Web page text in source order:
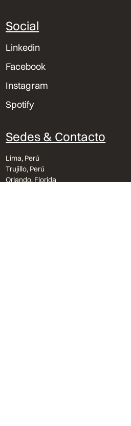
Social
Linkedin
Facebook
Instagram
Spotify
Sedes & Contacto
Lima, Perú
Trujillo, Perú
Orlando, Florida